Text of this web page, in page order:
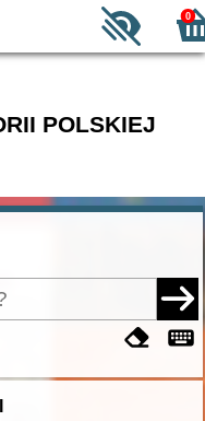
0
POLSKIEJ